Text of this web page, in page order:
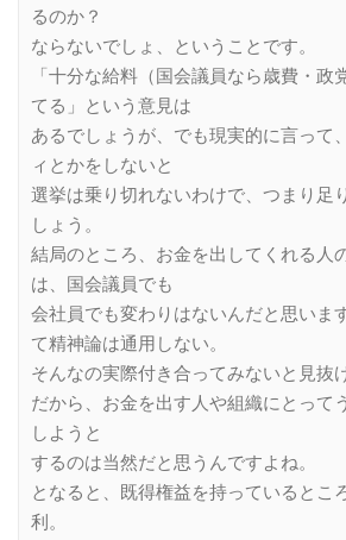
るのか？
ならないでしょ、ということです。
「十分な給料（国会議員なら歳費・政
てる」という意見は
あるでしょうが、でも現実的に言って
ィとかをしないと
選挙は乗り切れないわけで、つまり足
しょう。
結局のところ、お金を出してくれる人
は、国会議員でも
会社員でも変わりはないんだと思いま
て精神論は通用しない。
そんなの実際付き合ってみないと見抜
だから、お金を出す人や組織にとって
しようと
するのは当然だと思うんですよね。
となると、既得権益を持っているとこ
利。